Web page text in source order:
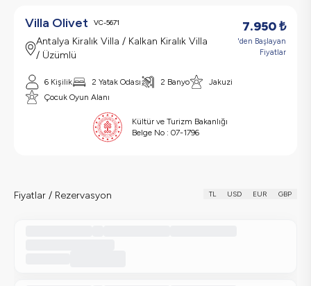
Villa Olivet VC-5671
Antalya Kiralık Villa / Kalkan Kiralık Villa
/ Üzümlü
7.950₺
'den Başlayan
Fiyatlar
6 Kişilik 2 Yatak Odası 2 Banyo
Jakuzi
Çocuk Oyun Alanı
Kültür ve Turizm Bakanlığı
Belge No : 07-1796
Fiyatlar / Rezervasyon TL USD EUR GBP